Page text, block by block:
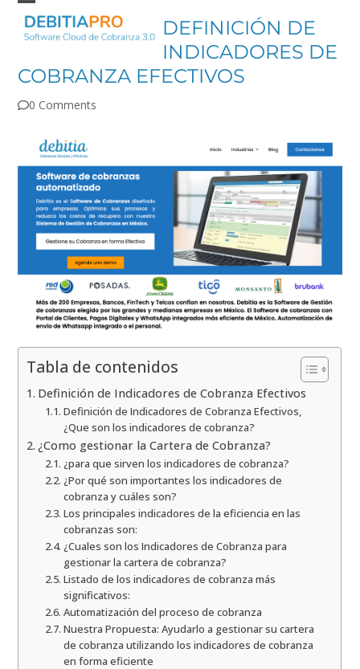
SkipOpen
mobile
menu
Close
mobile
menu
DEFINICIÓN DE
INDICADORES DE
COBRANZA EFECTIVOS
0 Comments
Tabla de contenidos
Definición de Indicadores de Cobranza Efectivos
Definición de Indicadores de Cobranza Efectivos,
¿Que son los indicadores de cobranza?
¿Como gestionar la Cartera de Cobranza?
¿para que sirven los indicadores de cobranza?
¿Por qué son importantes los indicadores de
cobranza y cuáles son?
Los principales indicadores de la eficiencia en las
cobranzas son:
¿Cuales son los Indicadores de Cobranza para
gestionar la cartera de cobranza?
Listado de los indicadores de cobranza más
significativos:
Automatización del proceso de cobranza
Nuestra Propuesta: Ayudarlo a gestionar su cartera
de cobranza utilizando los indicadores de cobranza
en forma eficiente